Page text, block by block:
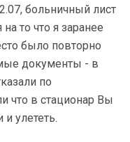
больничный лист
то что я заранее
было повторно
документы - в
по
что в стационар Вы
и улететь.